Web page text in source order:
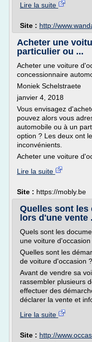
Lire la suite
Site : http://
Acheter une
particulier ou ...
Acheter une voiture
concessionnaire
Moniek Schelstraete
janvier 4, 2018
Vous envisagez
pouvez alors vous
automobile ou à un
option ? Les deux ont
inconvénients.
Acheter une voiture
Lire la suite
Site : https://mobly.be
Quelles sont les
lors d'une vente
Quels sont les
une voiture d'occasion
Quelles sont les
de voiture d'occasion ?
Avant de vendre sa
rassembler plusieurs
effectuer des
déclarer la vente et
Lire la suite
Site : http://